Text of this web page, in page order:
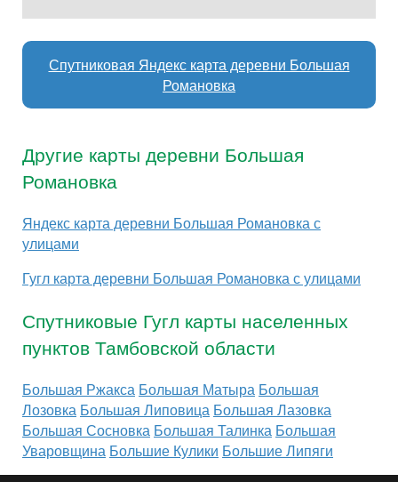
Спутниковая Яндекс карта деревни Большая
Романовка
Другие карты деревни Большая
Романовка
Яндекс карта деревни Большая Романовка с
улицами
Гугл карта деревни Большая Романовка с улицами
Спутниковые Гугл карты населенных
пунктов Тамбовской области
Большая Ржакса Большая Матыра Большая
Лозовка Большая Липовица Большая Лазовка
Большая Сосновка Большая Талинка Большая
Уваровщина Большие Кулики Большие Липяги